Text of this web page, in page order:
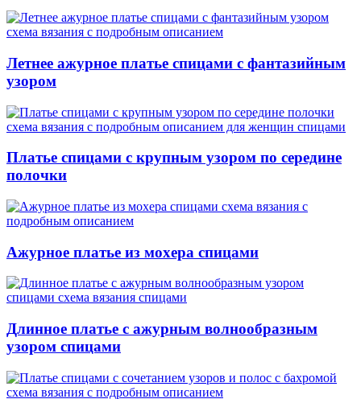
Летнее ажурное платье спицами с фантазийным
узором
Платье спицами с крупным узором по середине
полочки
Ажурное платье из мохера спицами
Длинное платье с ажурным волнообразным
узором спицами